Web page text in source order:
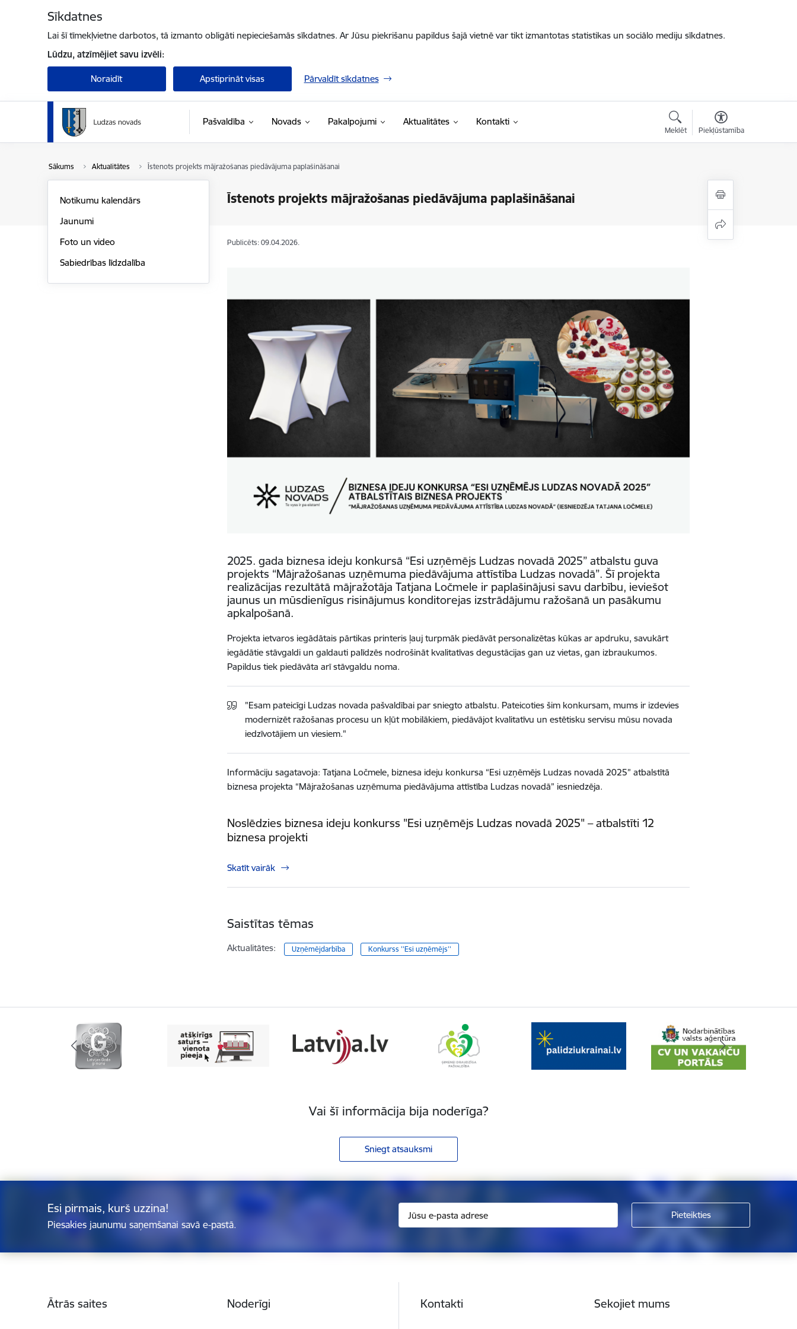
Sīkdatnes
Lai šī tīmekļvietne darbotos, tā izmanto obligāti nepieciešamās sīkdatnes. Ar Jūsu piekrišanu papildus šajā vietnē var tikt izmantotas statistikas un sociālo mediju sīkdatnes.
Lūdzu, atzīmējiet savu izvēli:
Noraidīt Apstiprināt visas Pārvaldīt sīkdatnes
Pašvaldība Novads Pakalpojumi Aktualitātes Kontakti
Meklēt Piekļūstamība
Sākums Aktualitātes Īstenots projekts mājražošanas piedāvājuma paplašināšanai
Īstenots projekts mājražošanas piedāvājuma paplašināšanai
Notikumu kalendārs
Jaunumi
Foto un video
Sabiedrības līdzdalība
Publicēts: 09.04.2026.
2025. gada biznesa ideju konkursā “Esi uzņēmējs Ludzas novadā 2025” atbalstu guva
projekts “Mājražošanas uzņēmuma piedāvājuma attīstība Ludzas novadā”. Šī projekta
realizācijas rezultātā mājražotāja Tatjana Ločmele ir paplašinājusi savu darbību, ieviešot
jaunus un mūsdienīgus risinājumus konditorejas izstrādājumu ražošanā un pasākumu
apkalpošanā.
Projekta ietvaros iegādātais pārtikas printeris ļauj turpmāk piedāvāt personalizētas kūkas ar apdruku, savukārt
iegādātie stāvgaldi un galdauti palīdzēs nodrošināt kvalitatīvas degustācijas gan uz vietas, gan izbraukumos.
Papildus tiek piedāvāta arī stāvgaldu noma.
"Esam pateicīgi Ludzas novada pašvaldībai par sniegto atbalstu. Pateicoties šim konkursam, mums ir izdevies
modernizēt ražošanas procesu un kļūt mobilākiem, piedāvājot kvalitatīvu un estētisku servisu mūsu novada
iedzīvotājiem un viesiem."
Informāciju sagatavoja: Tatjana Ločmele, biznesa ideju konkursa “Esi uzņēmējs Ludzas novadā 2025” atbalstītā
biznesa projekta “Mājražošanas uzņēmuma piedāvājuma attīstība Ludzas novadā” iesniedzēja.
Noslēdzies biznesa ideju konkurss "Esi uzņēmējs Ludzas novadā 2025" – atbalstīti 12
biznesa projekti
Skatīt vairāk
Saistītas tēmas
Aktualitātes: Uzņēmējdarbība Konkurss ''Esi uzņēmējs''
Vai šī informācija bija noderīga?
Sniegt atsauksmi
Esi pirmais, kurš uzzina!
Piesakies jaunumu saņemšanai savā e-pastā.
Ātrās saites Noderīgi Kontakti Sekojiet mums